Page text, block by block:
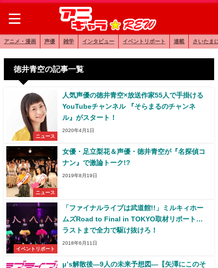
アニメ・漫画 声優 雑学 インタビュー イベントリポート 連載 さいたま
徳井青空の記事一覧
ニュース
人気声優の徳井青空×放送作家55人で手掛ける
YouTubeチャンネル 『そらまるのチャンネ
ル』がスタート！
2020年4月1日
ニュース
女優・足立梨花＆声優・徳井青空が『名探偵コ
ナン』で激論トーク!?
2019年8月19日
イベントリポート
「ファイナルライブは武道館!!」ミルキィホー
ムズRoad to Final in TOKYO取材リポート…
ラストまで全力で駆け抜けろ！
2018年6月11日
μ’s解散後―9人の未来予想図―【矢澤にこのそ